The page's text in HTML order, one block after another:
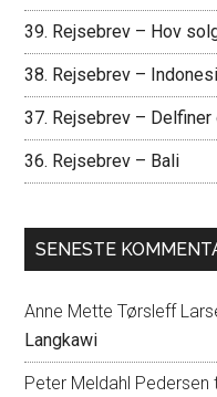
39. Rejsebrev – Hov
38. Rejsebrev –
37. Rejsebrev – Delfiner
36. Rejsebrev – Bali
SENESTE
Anne Mette Tørsleff
Langkawi
Peter Meldahl Pedersen